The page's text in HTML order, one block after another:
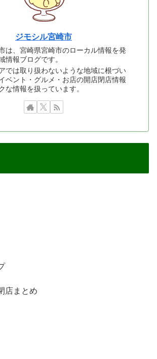
ジモシル宮崎市
は、宮崎県宮崎市のローカル情報を発
情報ブログです。
では取り扱わないような地域に根づい
ベント・グルメ・お店の開店閉店情報
な情報を扱っています。
店まとめ